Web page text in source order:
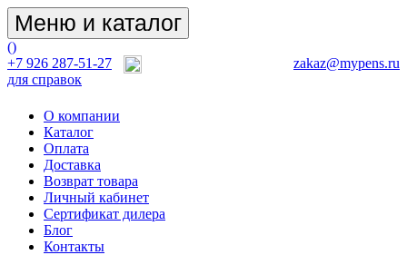
Меню и каталог
()
+7 926 287-51-27
для справок
zakaz@mypens.ru
О компании
Каталог
Оплата
Доставка
Возврат товара
Личный кабинет
Сертификат дилера
Блог
Контакты